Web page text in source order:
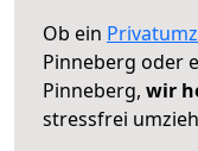
Ob ein
Pinneberg oder
Pinneberg, wir
stressfrei